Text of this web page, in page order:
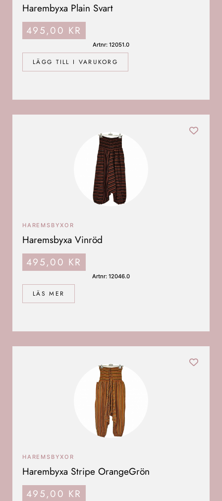
LÄGG TILL I VARUKORG
Harembyxa Plain Svart
495,00 KR
Artnr: 12051.0
LÄS MER
HAREMSBYXOR
Haremsbyxa Vinröd
495,00 KR
Artnr: 12046.0
HAREMSBYXOR
Harembyxa Stripe OrangeGrön
495,00 KR